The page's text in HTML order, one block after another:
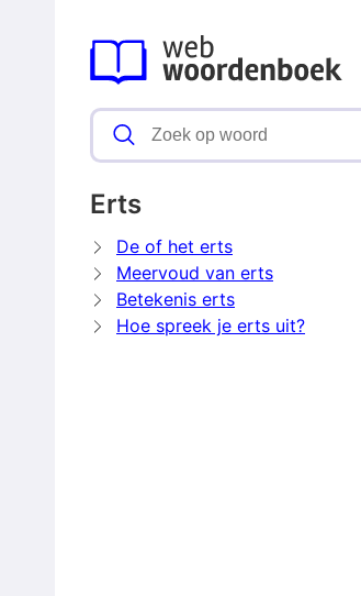
Erts
De of het erts
Meervoud van erts
Betekenis erts
Hoe spreek je erts uit?